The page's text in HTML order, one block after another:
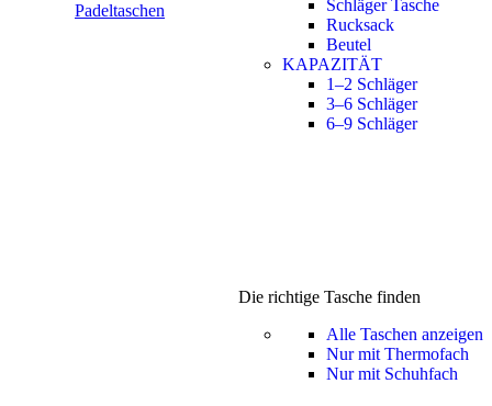
Padeltaschen
Schläger Tasche
Rucksack
Beutel
KAPAZITÄT
1–2 Schläger
3–6 Schläger
6–9 Schläger
Die richtige Tasche finden
Alle Taschen anzeigen
Nur mit Thermofach
Nur mit Schuhfach